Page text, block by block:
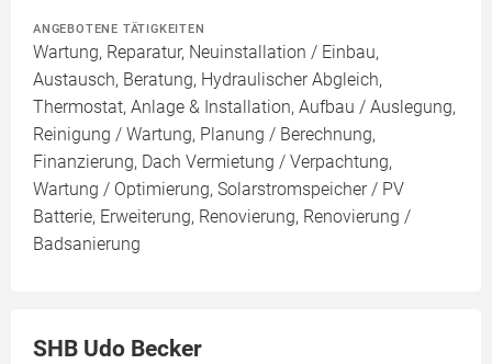
ANGEBOTENE TÄTIGKEITEN
Wartung, Reparatur, Neuinstallation / Einbau,
Austausch, Beratung, Hydraulischer Abgleich,
Thermostat, Anlage & Installation, Aufbau / Auslegung,
Reinigung / Wartung, Planung / Berechnung,
Finanzierung, Dach Vermietung / Verpachtung,
Wartung / Optimierung, Solarstromspeicher / PV
Batterie, Erweiterung, Renovierung, Renovierung /
Badsanierung
SHB Udo Becker